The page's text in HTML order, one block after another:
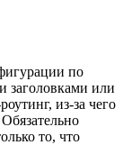
по
заголовками или
из-за чего
то, что